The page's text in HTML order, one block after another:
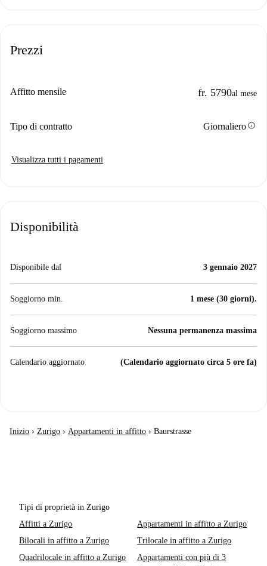
Prezzi
Affitto mensile fr. 5790al mese
Tipo di contratto Giornalieroinfo
Visualizza tutti i pagamenti
Disponibilità
Disponibile dal 3 gennaio 2027
Soggiorno min. 1 mese (30 giorni).
Soggiorno massimo Nessuna permanenza massima
Calendario aggiornato (Calendario aggiornato circa 5 ore fa)
Inizio › Zurigo › Appartamenti in affitto › Baurstrasse
Tipi di proprietà in Zurigo
Affitti a Zurigo
Appartamenti in affitto a Zurigo
Bilocali in affitto a Zurigo
Trilocale in affitto a Zurigo
Quadrilocale in affitto a Zurigo
Appartamenti con più di 3